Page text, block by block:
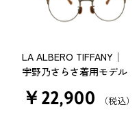
LA ALBERO TIFFANY│
宇野乃さらさ着用モデル
￥22,900 （税込）